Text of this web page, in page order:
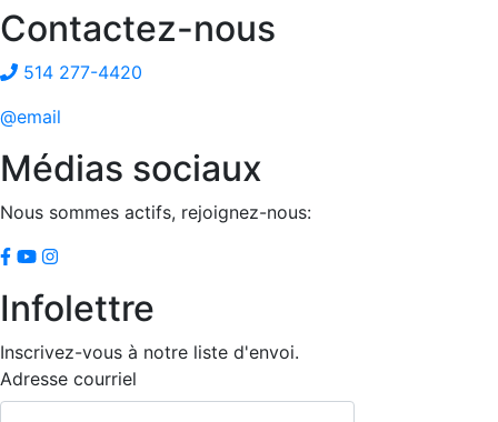
Contactez-nous
514 277-4420
@email
Médias sociaux
Nous sommes actifs, rejoignez-nous:
Infolettre
Inscrivez-vous à notre liste d'envoi.
Adresse courriel